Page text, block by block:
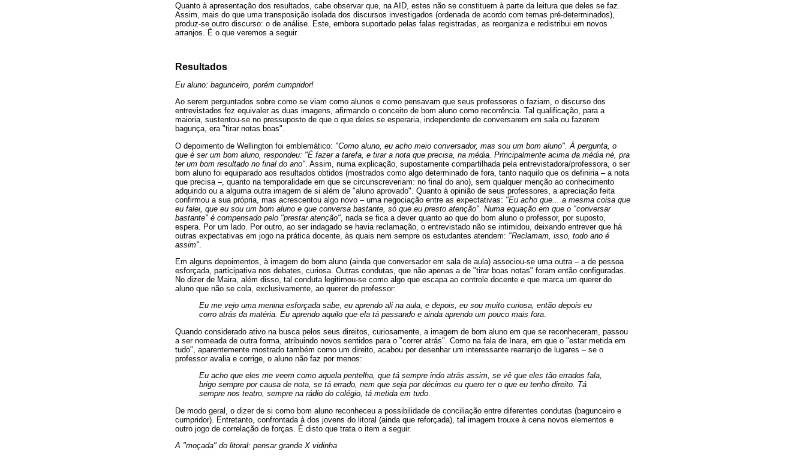
Quanto à apresentação dos resultados, cabe observar que, na AID, estes não se constituem à parte da leitura que deles se faz.
Assim, mais do que uma transposição isolada dos discursos investigados (ordenada de acordo com temas pré-determinados),
produz-se outro discurso: o de análise. Este, embora suportado pelas falas registradas, as reorganiza e redistribui em novos
arranjos. É o que veremos a seguir.
Resultados
Eu aluno: bagunceiro, porém cumpridor!
Ao serem perguntados sobre como se viam como alunos e como pensavam que seus professores o faziam, o discurso dos
entrevistados fez equivaler as duas imagens, afirmando o conceito de bom aluno como recorrência. Tal qualificação, para a
maioria, sustentou-se no pressuposto de que o que deles se esperaria, independente de conversarem em sala ou fazerem
bagunça, era "tirar notas boas".
O depoimento de Wellington foi emblemático: "Como aluno, eu acho meio conversador, mas sou um bom aluno". À pergunta, o
que é ser um bom aluno, respondeu: "É fazer a tarefa, e tirar a nota que precisa, na média. Principalmente acima da média né, pra
ter um bom resultado no final do ano" . Assim, numa explicação, supostamente compartilhada pela entrevistadora/professora, o ser
bom aluno foi equiparado aos resultados obtidos (mostrados como algo determinado de fora, tanto naquilo que os definiria – a nota
que precisa –, quanto na temporalidade em que se circunscreveriam: no final do ano), sem qualquer menção ao conhecimento
adquirido ou a alguma outra imagem de si além de "aluno aprovado". Quanto à opinião de seus professores, a apreciação feita
confirmou a sua própria, mas acrescentou algo novo – uma negociação entre as expectativas: "Eu acho que... a mesma coisa que
eu falei, que eu sou um bom aluno e que conversa bastante, só que eu presto atenção". Numa equação em que o "conversar
bastante" é compensado pelo "prestar atenção" , nada se fica a dever quanto ao que do bom aluno o professor, por suposto,
espera. Por um lado. Por outro, ao ser indagado se havia reclamação, o entrevistado não se intimidou, deixando entrever que há
outras expectativas em jogo na prática docente, às quais nem sempre os estudantes atendem: "Reclamam, isso, todo ano é
assim"
Em alguns depoimentos, à imagem do bom aluno (ainda que conversador em sala de aula) associou-se uma outra – a de pessoa
esforçada, participativa nos debates, curiosa. Outras condutas, que não apenas a de "tirar boas notas" foram então configuradas.
No dizer de Maira, além disso, tal conduta legitimou-se como algo que escapa ao controle docente e que marca um querer do
aluno que não se cola, exclusivamente, ao querer do professor:
Eu me vejo uma menina esforçada sabe, eu aprendo ali na aula, e depois, eu sou muito curiosa, então depois eu
corro atrás da matéria. Eu aprendo aquilo que ela tá passando e ainda aprendo um pouco mais fora.
Quando considerado ativo na busca pelos seus direitos, curiosamente, a imagem de bom aluno em que se reconheceram, passou
a ser nomeada de outra forma, atribuindo novos sentidos para o "correr atrás". Como na fala de Inara, em que o "estar metida em
tudo", aparentemente mostrado também como um direito, acabou por desenhar um interessante rearranjo de lugares – se o
professor avalia e corrige, o aluno não faz por menos:
Eu acho que eles me veem como aquela pentelha, que tá sempre indo atrás assim, se vê que eles tão errados fala,
brigo sempre por causa de nota, se tá errado, nem que seja por décimos eu quero ter o que eu tenho direito. Tá
sempre nos teatro, sempre na rádio do colégio, tá metida em tudo.
De modo geral, o dizer de si como bom aluno reconheceu a possibilidade de conciliação entre diferentes condutas (bagunceiro e
cumpridor). Entretanto, confrontada à dos jovens do litoral (ainda que reforçada), tal imagem trouxe à cena novos elementos e
outro jogo de correlação de forças. É disto que trata o item a seguir.
A "moçada" do litoral: pensar grande X vidinha